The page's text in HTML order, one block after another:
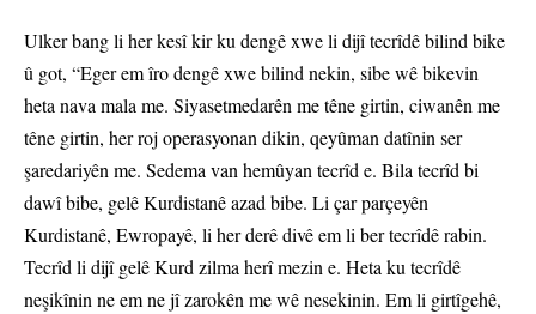
Ulker bang li her kesî kir ku dengê xwe li dijî tecrîdê bilind bike
û got, “Eger em îro dengê xwe bilind nekin, sibe wê bikevin
heta nava mala me. Siyasetmedarên me têne girtin, ciwanên me
têne girtin, her roj operasyonan dikin, qeyûman datînin ser
şaredariyên me. Sedema van hemûyan tecrîd e. Bila tecrîd bi
dawî bibe, gelê Kurdistanê azad bibe. Li çar parçeyên
Kurdistanê, Ewropayê, li her derê divê em li ber tecrîdê rabin.
Tecrîd li dijî gelê Kurd zilma herî mezin e. Heta ku tecrîdê
neşikînin ne em ne jî zarokên me wê nesekinin. Em li girtîgehê,